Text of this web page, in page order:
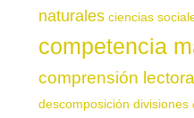
naturales ciencias
competencia
comprensión lectora
descomposición divisiones